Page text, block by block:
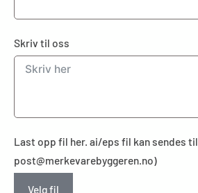
Skriv til oss
Last opp fil her. ai/eps fil kan sendes til
post@merkevarebyggeren.no)
Velg fil